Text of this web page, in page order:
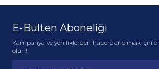
E-Bülten Aboneliği
Kampanya ve yeniliklerden haberdar olmak için
olun!